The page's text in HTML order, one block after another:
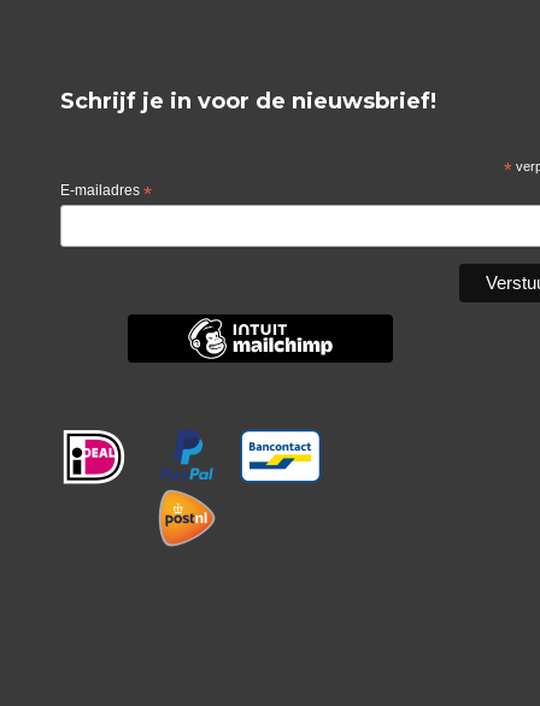
Schrijf je in voor de nieuwsbrief!
*
E-mailadres *